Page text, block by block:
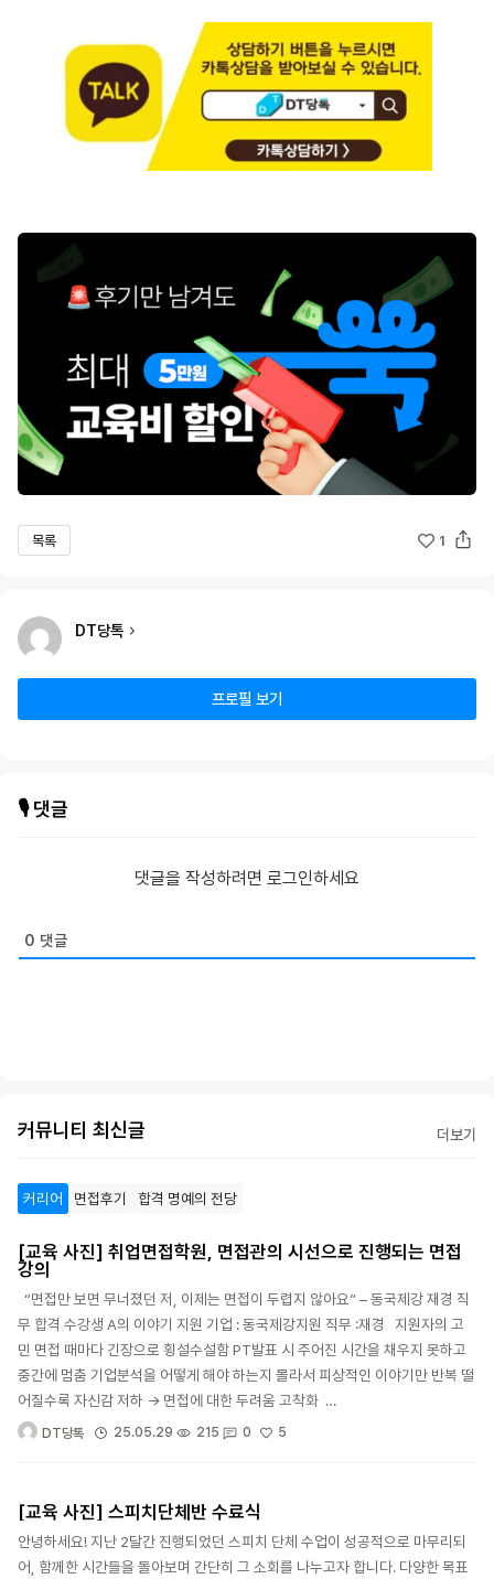
목록 1
DT당톡
프로필 보기
🎙️ 댓글
댓글을 작성하려면 로그인하세요
0 댓글
커뮤니티 최신글 더보기
커리어 면접후기 합격 명예의 전당
[교육 사진] 취업면접학원, 면접관의 시선으로 진행되는 면접
강의
“면접만 보면 무너졌던 저, 이제는 면접이 두렵지 않아요” – 동국제강 재경 직
무 합격 수강생 A의 이야기 지원 기업 : 동국제강지원 직무 :재경 지원자의 고
민 면접 때마다 긴장으로 횡설수설함 PT발표 시 주어진 시간을 채우지 못하고
중간에 멈춤 기업분석을 어떻게 해야 하는지 몰라서 피상적인 이야기만 반복 떨
어질수록 자신감 저하 → 면접에 대한 두려움 고착화 …
DT당톡 25.05.29 215 0 5
[교육 사진] 스피치단체반 수료식
안녕하세요! 지난 2달간 진행되었던 스피치 단체 수업이 성공적으로 마무리되
어, 함께한 시간들을 돌아보며 간단히 그 소회를 나누고자 합니다. 다양한 목표